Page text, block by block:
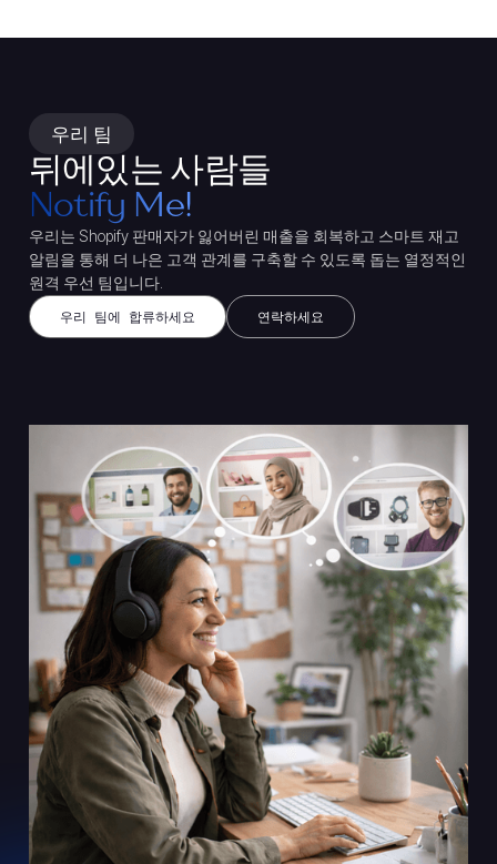
우리 팀
뒤에있는 사람들
Notify Me!
우리는 Shopify 판매자가 잃어버린 매출을 회복하고 스마트 재고
알림을 통해 더 나은 고객 관계를 구축할 수 있도록 돕는 열정적인
원격 우선 팀입니다.
우리 팀에 합류하세요 연락하세요